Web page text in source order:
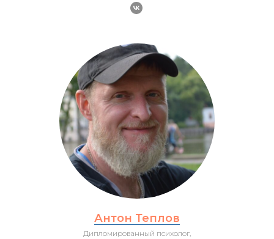
Антон Теплов
Дипломированный психолог,